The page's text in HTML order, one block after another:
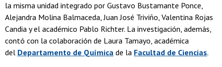
la misma unidad integrado por Gustavo Bustamante Ponce,
Alejandra Molina Balmaceda, Juan José Triviño, Valentina Rojas
Candia y el académico Pablo Richter. La investigación, además,
contó con la colaboración de Laura Tamayo, académica
del Departamento de Química de la Facultad de Ciencias.